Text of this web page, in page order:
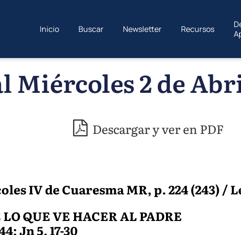
Inicio Buscar Newsletter Recursos
Miércoles 2 de
Descargar y ver en PDF
IV de Cuaresma MR, p. 224 (243) /
QUE VE HACER AL PADRE
Jn 5, 17-30